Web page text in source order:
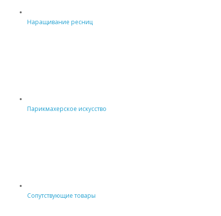
Наращивание ресниц
Парикмахерское искусство
Сопутствующие товары